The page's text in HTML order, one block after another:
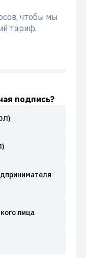
чтобы мы
тариф.
подпись?
лица